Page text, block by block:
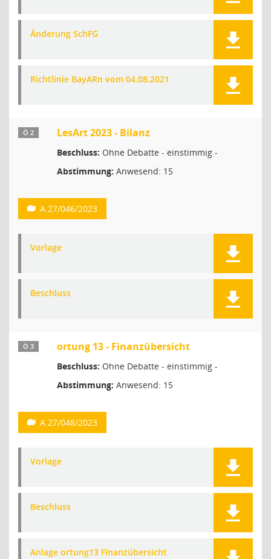
Änderung SchFG
Richtlinie BayARn vom 04.08.2021
Ö 2 LesArt 2023 - Bilanz
Beschluss: Ohne Debatte - einstimmig -
Abstimmung: Anwesend: 15
A.27/046/2023
Vorlage
Beschluss
Ö 3 ortung 13 - Finanzübersicht
Beschluss: Ohne Debatte - einstimmig -
Abstimmung: Anwesend: 15
A.27/048/2023
Vorlage
Beschluss
Anlage ortung13 Finanzübersicht